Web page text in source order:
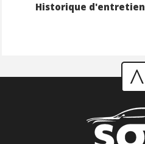
Historique d'entretien
^